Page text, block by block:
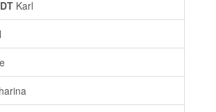
Karl